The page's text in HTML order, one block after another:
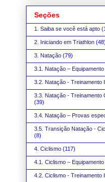
Seções
1. Saiba se você está apto
2. Iniciando em Triathlon (48)
3. Natação (79)
3.1. Natação – Equipamento
3.2. Natação - Treinamento
3.3. Natação - Treinamento
(39)
3.4. Natação – Provas
3.5. Transição Natação -
(8)
4. Ciclismo (117)
4.1. Ciclismo – Equipamento
4.2. Ciclismo - Treinamento